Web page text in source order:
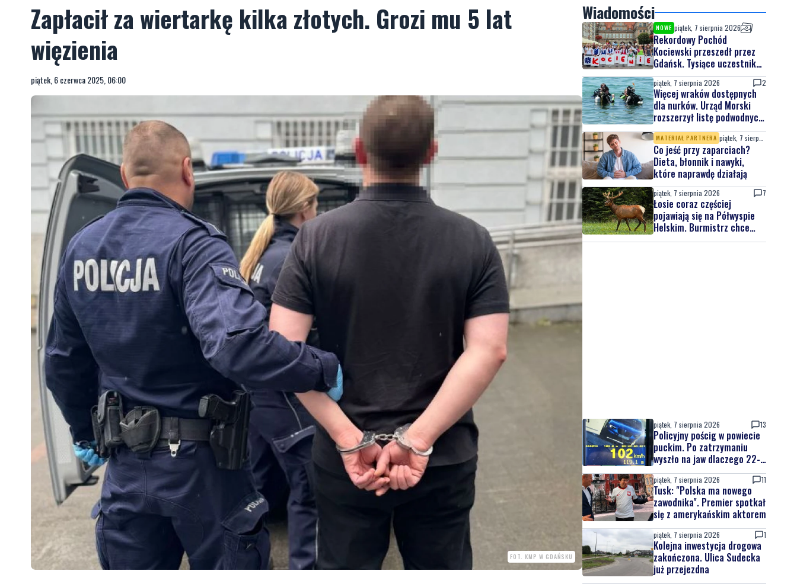
Zapłacił za wiertarkę kilka złotych. Grozi mu 5 lat
więzienia
piątek, 6 czerwca 2025, 06:00
FOT. KMP W GDAŃSKU
Wiadomości
NOWE piątek, 7 sierpnia 2026
Rekordowy Pochód
Kociewski przeszedł przez
Gdańsk. Tysiące uczestników
na jubileuszowej edycji
piątek, 7 sierpnia 2026 2
Więcej wraków dostępnych
dla nurków. Urząd Morski
rozszerzył listę podwodnych
atrakcji
MATERIAŁ PARTNERA
Co jeść przy zaparciach?
Dieta, błonnik i nawyki,
które naprawdę działają
piątek, 7 sierpnia 2026 7
Łosie coraz częściej
pojawiają się na Półwyspie
Helskim. Burmistrz chce
nowych znaków drogowych
piątek, 7 sierpnia 2026 13
Policyjny pościg w powiecie
puckim. Po zatrzymaniu
wyszło na jaw dlaczego 22-
latek uciekał
piątek, 7 sierpnia 2026 11
Tusk: "Polska ma nowego
zawodnika". Premier spotkał
się z amerykańskim aktorem
piątek, 7 sierpnia 2026 1
Kolejna inwestycja drogowa
zakończona. Ulica Sudecka
już przejezdna